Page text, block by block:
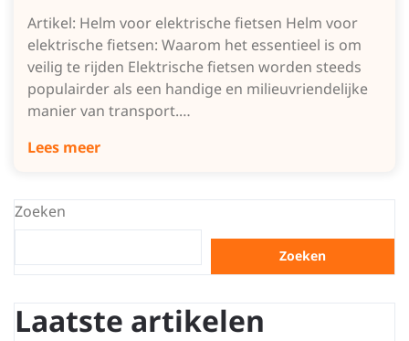
Artikel: Helm voor elektrische fietsen Helm voor
elektrische fietsen: Waarom het essentieel is om
veilig te rijden Elektrische fietsen worden steeds
populairder als een handige en milieuvriendelijke
manier van transport.…
Lees meer
Zoeken
Zoeken
Laatste artikelen